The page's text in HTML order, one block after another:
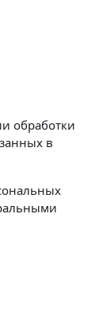
обработки
в